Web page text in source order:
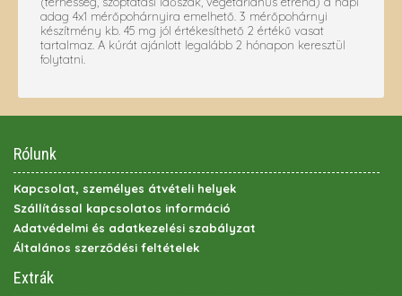
adag 4x1 mérőpohárnyira emelhető. 3 mérőpohárnyi
készítmény kb. 45 mg jól értékesíthető 2 értékű vasat
tartalmaz. A kúrát ajánlott legalább 2 hónapon keresztül
folytatni.
Rólunk
Kapcsolat, személyes átvételi helyek
Szállítással kapcsolatos információ
Adatvédelmi és adatkezelési szabályzat
Általános szerződési feltételek
Extrák